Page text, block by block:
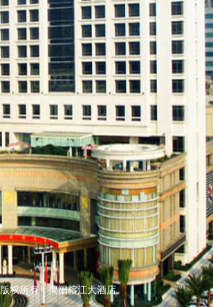
版权所有：揭阳榕江大酒店